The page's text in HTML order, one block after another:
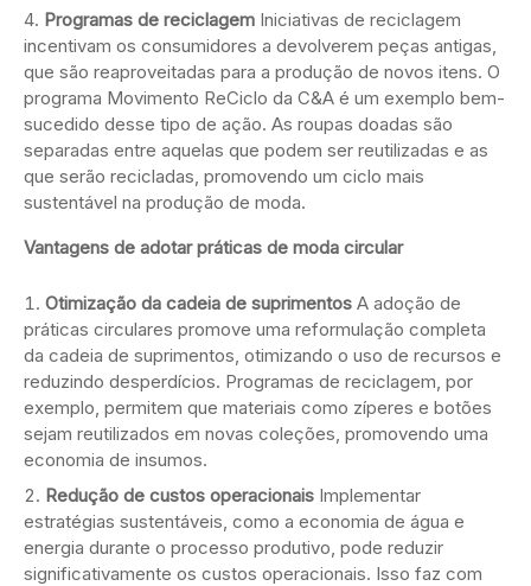
Programas de reciclagem Iniciativas de reciclagem
incentivam os consumidores a devolverem peças antigas,
que são reaproveitadas para a produção de novos itens. O
programa Movimento ReCiclo da C&A é um exemplo bem-
sucedido desse tipo de ação. As roupas doadas são
separadas entre aquelas que podem ser reutilizadas e as
que serão recicladas, promovendo um ciclo mais
sustentável na produção de moda.
Vantagens de adotar práticas de moda circular
Otimização da cadeia de suprimentos A adoção de
práticas circulares promove uma reformulação completa
da cadeia de suprimentos, otimizando o uso de recursos e
reduzindo desperdícios. Programas de reciclagem, por
exemplo, permitem que materiais como zíperes e botões
sejam reutilizados em novas coleções, promovendo uma
economia de insumos.
Redução de custos operacionais Implementar
estratégias sustentáveis, como a economia de água e
energia durante o processo produtivo, pode reduzir
significativamente os custos operacionais. Isso faz com